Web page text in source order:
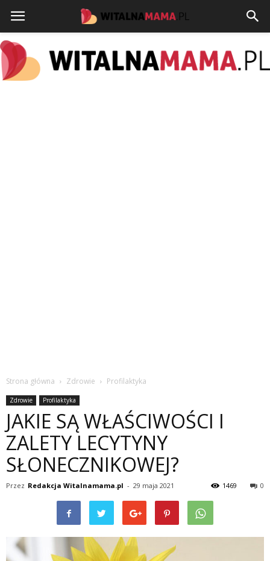
Strona główna Zdrowie Profilaktyka
Zdrowie Profilaktyka
JAKIE SĄ WŁAŚCIWOŚCI I
ZALETY LECYTYNY
SŁONECZNIKOWEJ?
Przez Redakcja Witalnamama.pl - 29 maja 2021 0
1469